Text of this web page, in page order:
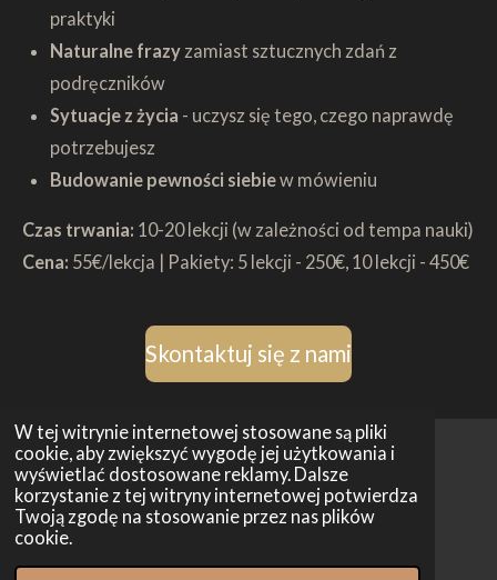
W tej witrynie internetowej stosowane są pliki
cookie, aby zwiększyć wygodę jej użytkowania i
wyświetlać dostosowane reklamy. Dalsze
korzystanie z tej witryny internetowej potwierdza
Twoją zgodę na stosowanie przez nas plików
cookie.
praktyki
Naturalne frazyzamiast sztucznych zdań z
podręczników
Sytuacje z życia - uczysz się tego, czego naprawdę
potrzebujesz
Budowanie pewności siebiew mówieniu
Czas trwania: 10-20 lekcji (w zależności od tempa nauki)
Cena: 55€/lekcja | Pakiety: 5 lekcji - 250€, 10 lekcji - 450€
Skontaktuj się z nami
© 2026 Harmonia Consult